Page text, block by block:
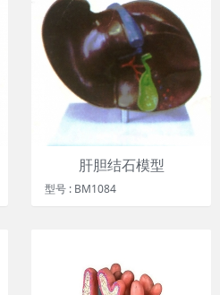
肝胆结石模型
型号 : BM1084